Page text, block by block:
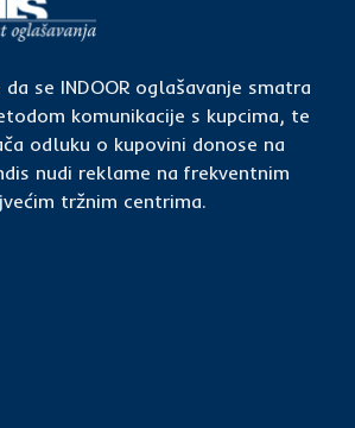
da se INDOOR oglašavanje smatra
komunikacije s kupcima, te
odluku o kupovini donose na
nudi reklame na frekventnim
tržnim centrima.